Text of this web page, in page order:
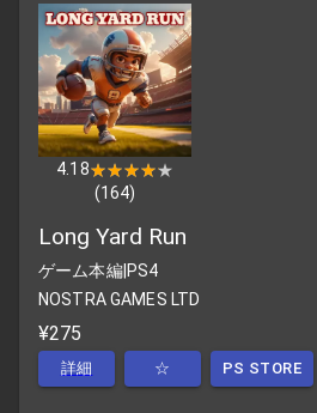
4.18★★★★★
★★★★★
(164)
Long Yard Run
ゲーム本編|PS4
NOSTRA GAMES LTD
¥275
詳細 ☆ PS STORE